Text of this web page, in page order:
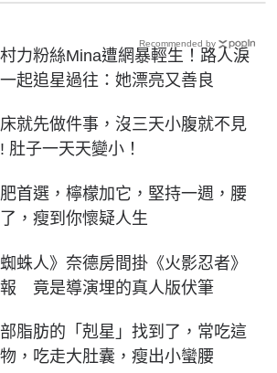
力粉絲Mina遭網暴輕生！路人淚
起追星過往：她漂亮又善良
就先做件事，沒三天小腹就不見
! 肚子一天天變小！
首選，檸檬加它，堅持一週，腰
，瘦到你懷疑人生
蜘蛛人》奈德房間掛《火影忍者》
竟是導演埋的真人版伏筆
脂肪的「剋星」找到了，常吃這
，吃走大肚囊，瘦出小蠻腰
Recommended by